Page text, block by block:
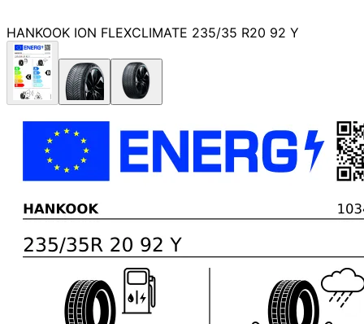
HANKOOK ION FLEXCLIMATE 235/35 R20 92 Y